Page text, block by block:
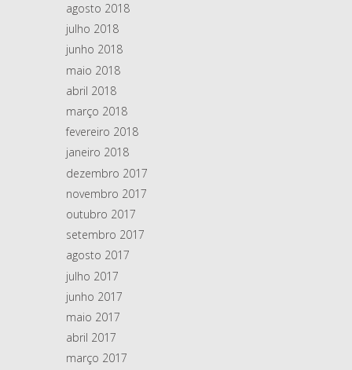
agosto 2018
julho 2018
junho 2018
maio 2018
abril 2018
março 2018
fevereiro 2018
janeiro 2018
dezembro 2017
novembro 2017
outubro 2017
setembro 2017
agosto 2017
julho 2017
junho 2017
maio 2017
abril 2017
março 2017